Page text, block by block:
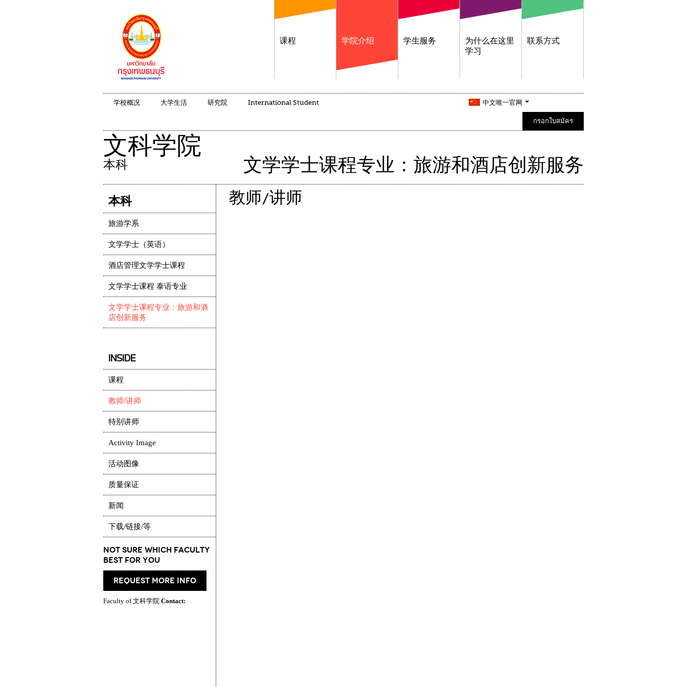
课程 学院介绍 学生服务
为什么在这里
学习
联系方式
学校概况 大学生活 研究院 International Student 中文唯一官网
กรอกใบสมัคร
文科学院
本科 文学学士课程专业：旅游和酒店创新服务
教师/讲师
本科
旅游学系
文学学士（英语）
酒店管理文学学士课程
文学学士课程 泰语专业
文学学士课程专业：旅游和酒
店创新服务
INSIDE
课程
教师/讲师
特别讲师
Activity Image
活动图像
质量保证
新闻
下载/链接/等
Not Sure which Faculty
best for you
request more info
Faculty of 文科学院 Contact: